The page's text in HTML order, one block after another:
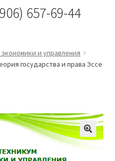
657-69-44
и управления
государства и права Эссе